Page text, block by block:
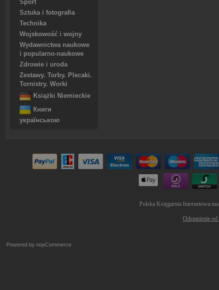
Sport
Sztuka i fotografia
Technika
Wojskowość i wojny
Wydawnictwa naukowe
i popularno-naukowe
Zdrowie i uroda
Zestawy. Torby. Plecaki.
Tornistry. Worki
Książki Niemieckie
Книги
українською
Polska Księgarnia Internetowa
Odstąpienie
Powered by nopCommerce